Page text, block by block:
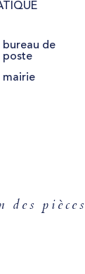
bureau de
poste
mairie
des pièces